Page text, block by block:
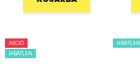
AKCIÓ
HIBÁTLAN
HIBÁTLAN